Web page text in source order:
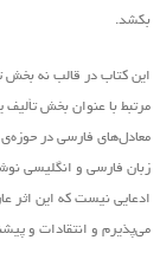
بکشد.
این کتاب در قالب نه بخش
مرتبط با عنوان بخش تألیف
معادل‌های فارسی در حوزه‌ی
زبان فارسی و انگلیسی
ادعایی نیست که این اثر
می‌پذیرم و انتقادات و